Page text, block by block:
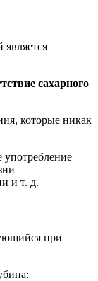
сахарного
которые никак
употребление
и т. д.
при